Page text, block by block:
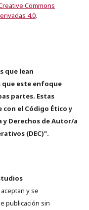
Commons
4.0.
que lean
que este enfoque
partes. Estas
el Código Ético y
y Derechos de Autor/a
(DEC)".
y se
publicación sin